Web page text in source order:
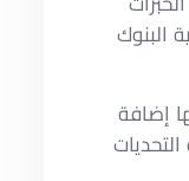
البنوك
إضافة